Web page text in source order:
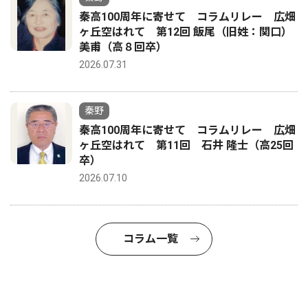
秦高100周年に寄せて コラムリレー 広畑
ヶ丘空はれて 第12回 飯尾（旧姓：関口）
美甫（高８回卒）
2026.07.31
秦野
秦高100周年に寄せて コラムリレー 広畑
ヶ丘空はれて 第11回 石井 隆士（高25回
卒）
2026.07.10
コラム一覧